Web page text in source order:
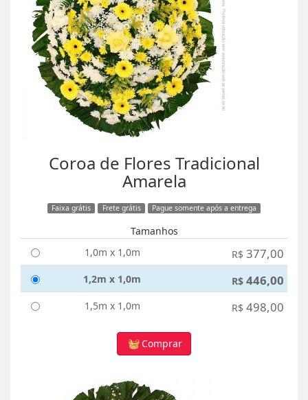
Coroa de Flores Tradicional
Amarela
Faixa grátis Frete grátis Pague somente após a entrega
Tamanhos
1,0m x 1,0m
R$ 377,00
1,2m x 1,0m R$ 446,00
1,5m x 1,0m R$ 498,00
Comprar